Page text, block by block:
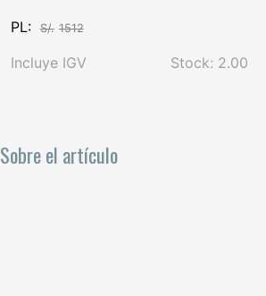
PL: S/. 1512
Incluye IGV Stock: 2.00
Sobre el artículo